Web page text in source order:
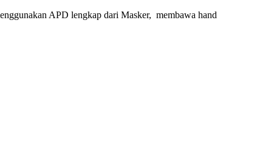
APD lengkap dari Masker, membawa hand